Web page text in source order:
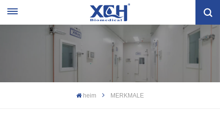
heim MERKMALE